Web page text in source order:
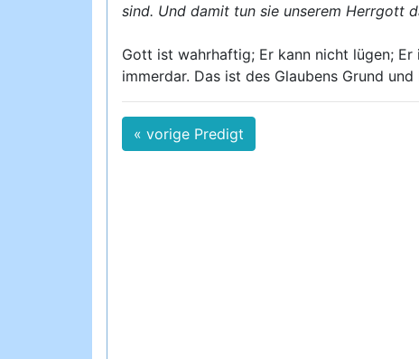
sind. Und damit tun sie unserem Herrgott
Gott ist wahrhaftig; Er kann nicht lügen;
immerdar. Das ist des Glaubens Grund
« vorige Predigt